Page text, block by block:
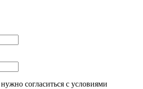
согласиться с условиями